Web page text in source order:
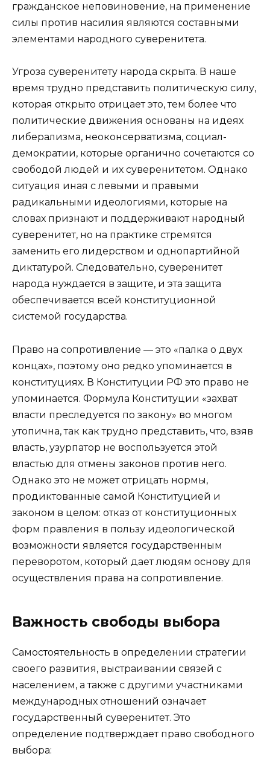
гражданское неповиновение, на применение
силы против насилия являются составными
элементами народного суверенитета.
Угроза суверенитету народа скрыта. В наше
время трудно представить политическую силу,
которая открыто отрицает это, тем более что
политические движения основаны на идеях
либерализма, неоконсерватизма, социал-
демократии, которые органично сочетаются со
свободой людей и их суверенитетом. Однако
ситуация иная с левыми и правыми
радикальными идеологиями, которые на
словах признают и поддерживают народный
суверенитет, но на практике стремятся
заменить его лидерством и однопартийной
диктатурой. Следовательно, суверенитет
народа нуждается в защите, и эта защита
обеспечивается всей конституционной
системой государства.
Право на сопротивление — это «палка о двух
концах», поэтому оно редко упоминается в
конституциях. В Конституции РФ это право не
упоминается. Формула Конституции «захват
власти преследуется по закону» во многом
утопична, так как трудно представить, что, взяв
власть, узурпатор не воспользуется этой
властью для отмены законов против него.
Однако это не может отрицать нормы,
продиктованные самой Конституцией и
законом в целом: отказ от конституционных
форм правления в пользу идеологической
возможности является государственным
переворотом, который дает людям основу для
осуществления права на сопротивление.
Важность свободы выбора
Самостоятельность в определении стратегии
своего развития, выстраивании связей с
населением, а также с другими участниками
международных отношений означает
государственный суверенитет. Это
определение подтверждает право свободного
выбора: